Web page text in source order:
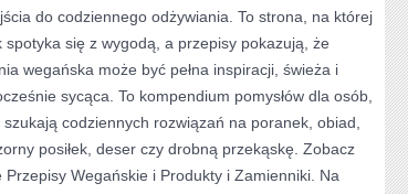
do codziennego odżywiania. To strona, na której
spotyka się z wygodą, a przepisy pokazują, że
wegańska może być pełna inspiracji, świeża i
sycąca. To kompendium pomysłów dla osób,
szukają codziennych rozwiązań na poranek, obiad,
posiłek, deser czy drobną przekąskę. Zobacz
Przepisy Wegańskie i Produkty i Zamienniki. Na